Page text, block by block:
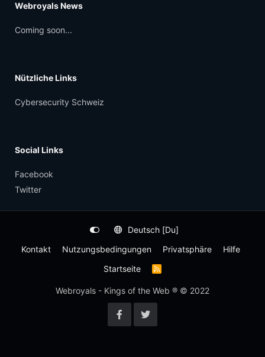
Webroyals News
Coming soon...
Nützliche Links
Cybersecurity Schweiz
Social Links
Facebook
Twitter
Deutsch [Du]
Kontakt
Nutzungsbedingungen Privatsphäre
Hilfe
Startseite
R
S
Webroyals - Kings of the Web ® © 2022